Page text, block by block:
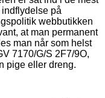
på
webbutikken
at man permanent
man når som helst
7170/G/S 2F7/9O,
pige eller dreng.